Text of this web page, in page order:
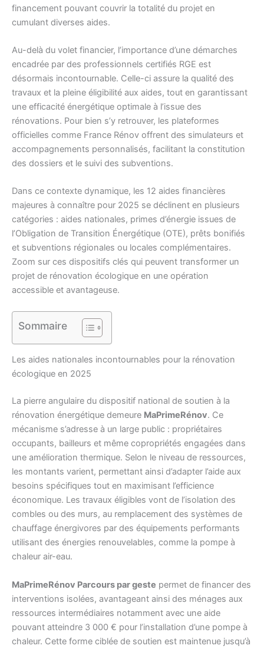
financement pouvant couvrir la totalité du projet en
cumulant diverses aides.
Au-delà du volet financier, l’importance d’une démarches
encadrée par des professionnels certifiés RGE est
désormais incontournable. Celle-ci assure la qualité des
travaux et la pleine éligibilité aux aides, tout en garantissant
une efficacité énergétique optimale à l’issue des
rénovations. Pour bien s’y retrouver, les plateformes
officielles comme France Rénov offrent des simulateurs et
accompagnements personnalisés, facilitant la constitution
des dossiers et le suivi des subventions.
Dans ce contexte dynamique, les 12 aides financières
majeures à connaître pour 2025 se déclinent en plusieurs
catégories : aides nationales, primes d’énergie issues de
l’Obligation de Transition Énergétique (OTE), prêts bonifiés
et subventions régionales ou locales complémentaires.
Zoom sur ces dispositifs clés qui peuvent transformer un
projet de rénovation écologique en une opération
accessible et avantageuse.
Sommaire
Les aides nationales incontournables pour la rénovation
écologique en 2025
La pierre angulaire du dispositif national de soutien à la
rénovation énergétique demeure MaPrimeRénov. Ce
mécanisme s’adresse à un large public : propriétaires
occupants, bailleurs et même copropriétés engagées dans
une amélioration thermique. Selon le niveau de ressources,
les montants varient, permettant ainsi d’adapter l’aide aux
besoins spécifiques tout en maximisant l’efficience
économique. Les travaux éligibles vont de l’isolation des
combles ou des murs, au remplacement des systèmes de
chauffage énergivores par des équipements performants
utilisant des énergies renouvelables, comme la pompe à
chaleur air-eau.
MaPrimeRénov Parcours par geste permet de financer des
interventions isolées, avantageant ainsi des ménages aux
ressources intermédiaires notamment avec une aide
pouvant atteindre 3 000 € pour l’installation d’une pompe à
chaleur. Cette forme ciblée de soutien est maintenue jusqu’à